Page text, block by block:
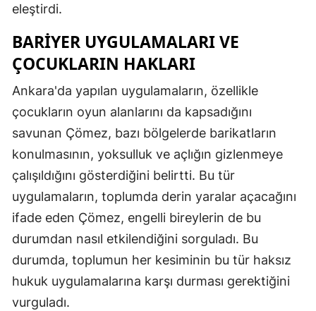
eleştirdi.
BARIYER UYGULAMALARI VE
ÇOCUKLARIN HAKLARI
Ankara'da yapılan uygulamaların, özellikle
çocukların oyun alanlarını da kapsadığını
savunan Çömez, bazı bölgelerde barikatların
konulmasının, yoksulluk ve açlığın gizlenmeye
çalışıldığını gösterdiğini belirtti. Bu tür
uygulamaların, toplumda derin yaralar açacağını
ifade eden Çömez, engelli bireylerin de bu
durumdan nasıl etkilendiğini sorguladı. Bu
durumda, toplumun her kesiminin bu tür haksız
hukuk uygulamalarına karşı durması gerektiğini
vurguladı.